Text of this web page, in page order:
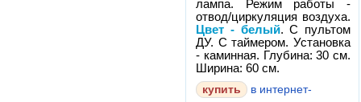
лампа. Режим работы -
отвод/циркуляция воздуха.
Цвет - белый. С пультом
ДУ. С таймером. Установка
- каминная. Глубина: 30 см.
Ширина: 60 см.
в интернет-